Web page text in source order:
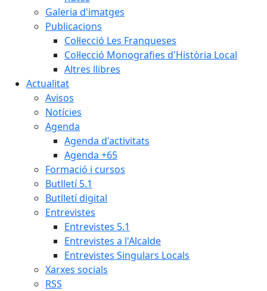
Galeria d'imatges
Publicacions
Col·lecció Les Franqueses
Col·lecció Monografies d'Història Local
Altres llibres
Actualitat
Avisos
Notícies
Agenda
Agenda d'activitats
Agenda +65
Formació i cursos
Butlletí 5.1
Butlletí digital
Entrevistes
Entrevistes 5.1
Entrevistes a l'Alcalde
Entrevistes Singulars Locals
Xarxes socials
RSS